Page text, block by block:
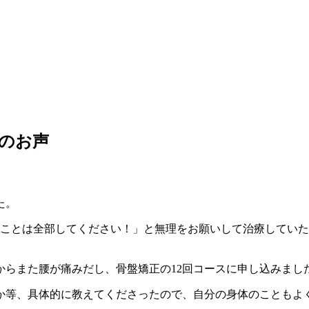
お声
は全部してください！」と無理をお願いして治療してい
また腰が痛みだし、骨盤矯正の12回コースに申し込みまし
、具体的に教えてくださったので、自分の身体のことも